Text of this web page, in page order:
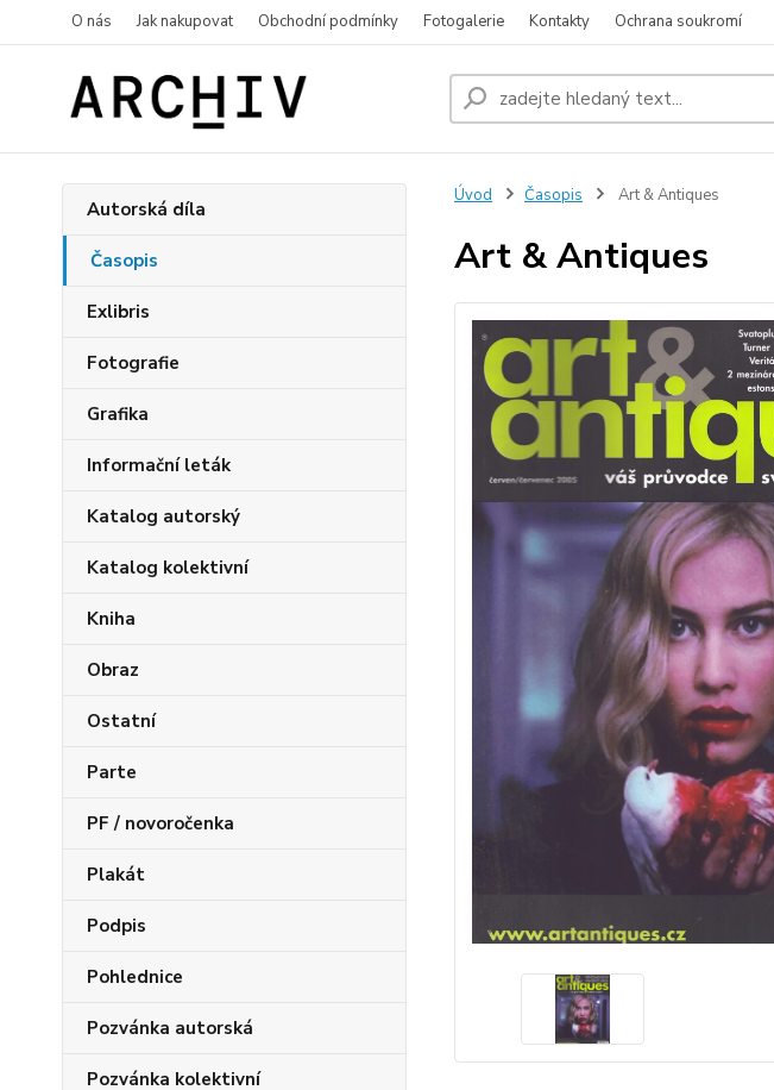
O nás Jak nakupovat Obchodní podmínky Fotogalerie Kontakty Ochrana soukromí
Autorská díla
Časopis
Exlibris
Fotografie
Grafika
Informační leták
Katalog autorský
Katalog kolektivní
Kniha
Obraz
Ostatní
Parte
PF / novoročenka
Plakát
Podpis
Pohlednice
Pozvánka autorská
Pozvánka kolektivní
Úvod Časopis Art & Antiques
Art & Antiques